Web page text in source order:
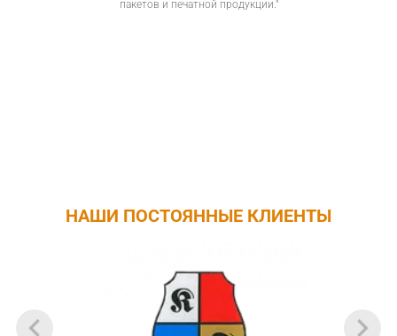
пакетов и печатной продукции."
НАШИ ПОСТОЯННЫЕ КЛИЕНТЫ